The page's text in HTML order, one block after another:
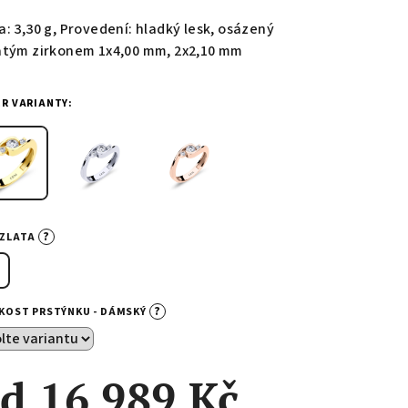
3,30 g, Provedení: hladký lesk, osázený
zirkonem 1x4,00 mm, 2x2,10 mm
VARIANTY:
?
PRSTÝNKU - DÁMSKÝ ?